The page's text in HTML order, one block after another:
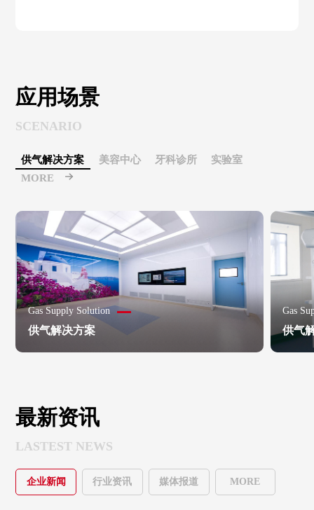
应用场景
SCENARIO
供气解决方案 美容中心 牙科诊所
实验室
MORE
Gas Supply Solution
供气解决方案
Gas
供气
最新资讯
LASTEST NEWS
企业新闻 行业资讯 媒体报道 MORE